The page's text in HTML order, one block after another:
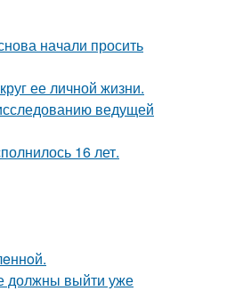
начали просить
ее личной жизни.
ведущей
16 лет.
должны выйти уже